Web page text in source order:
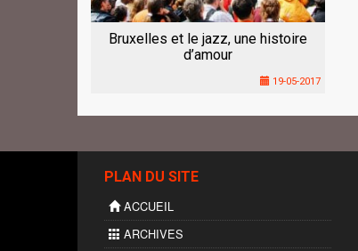
Bruxelles et le jazz, une histoire
d’amour
19-05-2017
PLAN DU SITE
ACCUEIL
ARCHIVES